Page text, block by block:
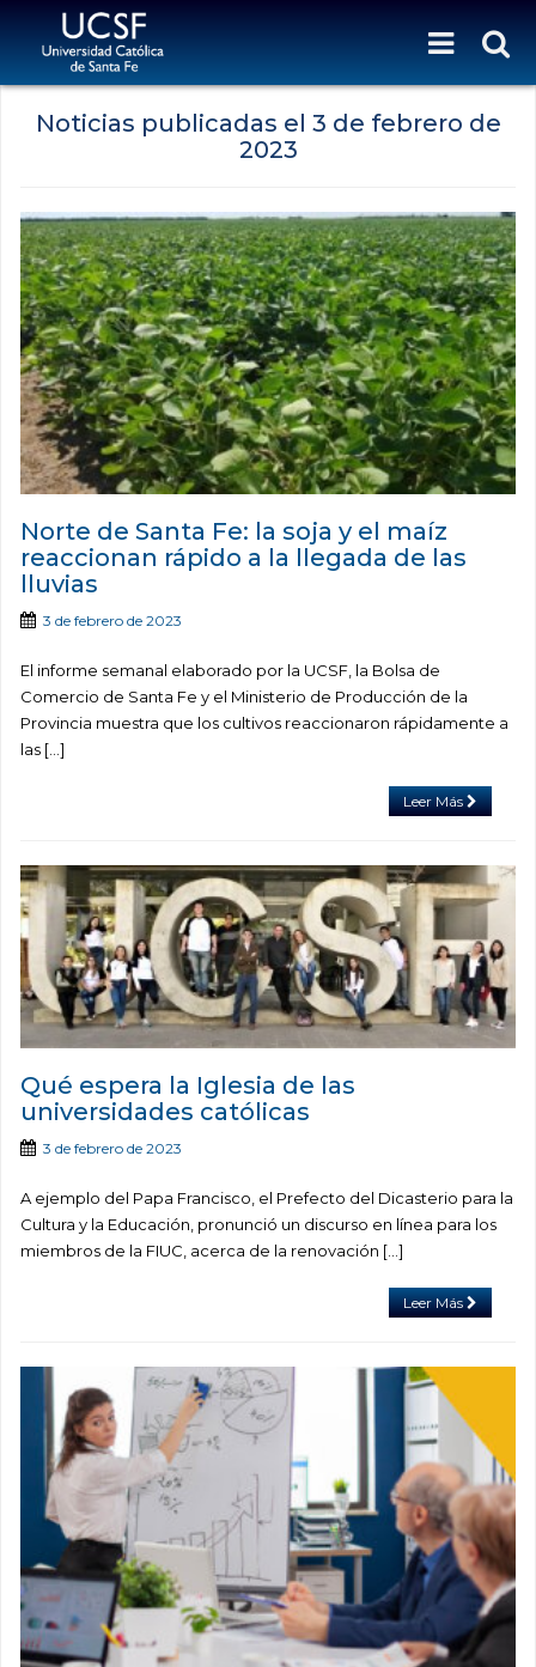
Noticias publicadas el 3 de febrero de
2023
Norte de Santa Fe: la soja y el maíz
reaccionan rápido a la llegada de las
lluvias
3 de febrero de 2023
El informe semanal elaborado por la UCSF, la Bolsa de
Comercio de Santa Fe y el Ministerio de Producción de la
Provincia muestra que los cultivos reaccionaron rápidamente a
las […]
Leer Más
Qué espera la Iglesia de las
universidades católicas
3 de febrero de 2023
A ejemplo del Papa Francisco, el Prefecto del Dicasterio para la
Cultura y la Educación, pronunció un discurso en línea para los
miembros de la FIUC, acerca de la renovación […]
Leer Más